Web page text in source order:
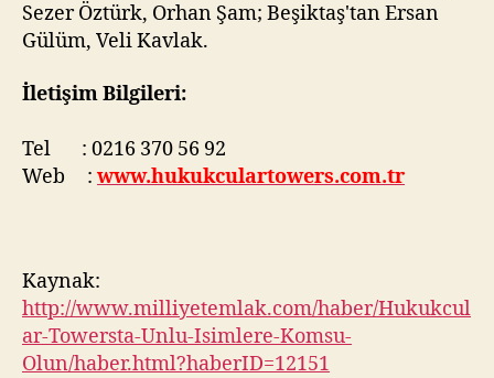
Sezer Öztürk, Orhan Şam; Beşiktaş'tan Ersan
Gülüm, Veli Kavlak.
İletişim Bilgileri:
Tel : 0216 370 56 92
Web : www.hukukculartowers.com.tr
Kaynak:
http://www.milliyetemlak.com/haber/Hukukcul
ar-Towersta-Unlu-Isimlere-Komsu-
Olun/haber.html?haberID=12151